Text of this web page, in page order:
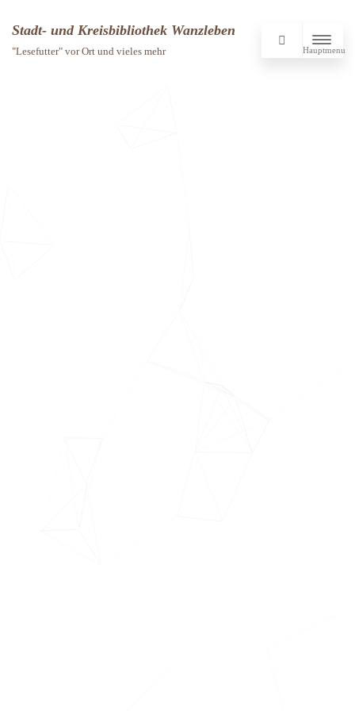
Stadt- und Kreisbibliothek Wanzleben
"Lesefutter" vor Ort und vieles mehr Hauptmenu